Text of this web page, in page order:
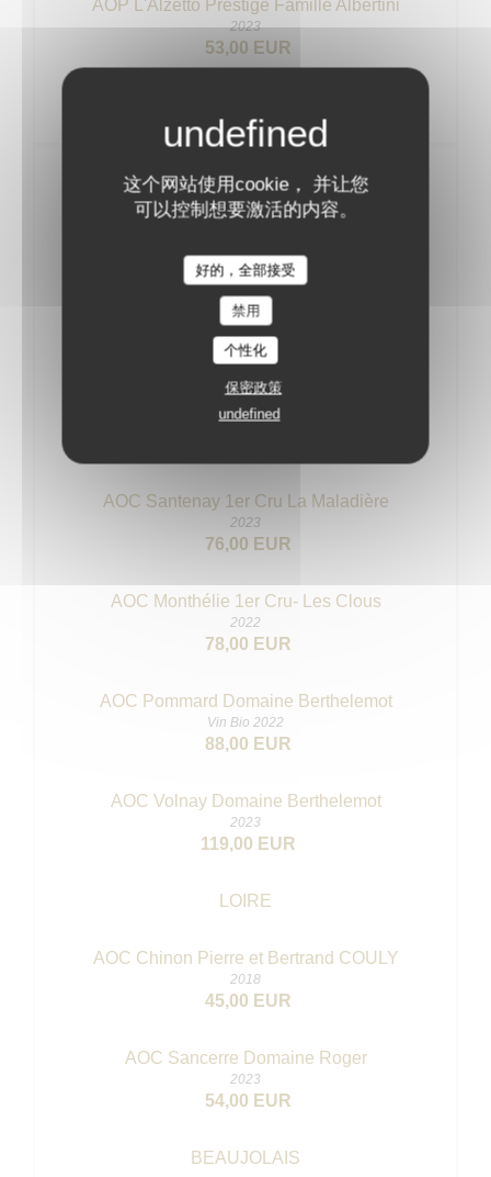
这个网站使用cookie， 并让您
可以控制想要激活的内容。
好的，全部接受
禁用
个性化
保密政策
undefined
AOP L'Alzetto Prestige Famille Albertini
2023
53,00 EUR
Vins Rouges
AOC Pinot Noir Thierry et Pascale Matrot
2022
54,00 EUR
AOC MarangesThierry et Pascale Matrot
2023
AOC Santenay 1er Cru La Maladière
2023
76,00 EUR
AOC Monthélie 1er Cru- Les Clous
2022
78,00 EUR
AOC Pommard Domaine Berthelemot
Vin Bio 2022
88,00 EUR
AOC Volnay Domaine Berthelemot
2023
119,00 EUR
LOIRE
AOC Chinon Pierre et Bertrand COULY
2018
45,00 EUR
AOC Sancerre Domaine Roger
2023
54,00 EUR
BEAUJOLAIS